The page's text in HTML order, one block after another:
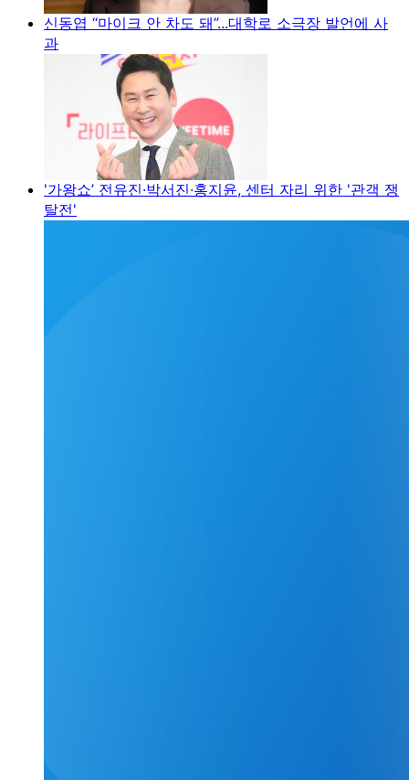
신동엽 “마이크 안 차도 돼”...대학로 소극장 발언에 사
과
'가왕쇼’ 전유진·박서진·홍지윤, 센터 자리 위한 '관객 쟁
탈전'